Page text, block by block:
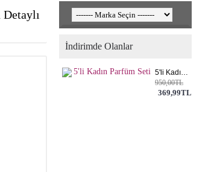
İndirimde Olanlar
5'li Kadın Parfüm Seti
950,00TL
369,99TL